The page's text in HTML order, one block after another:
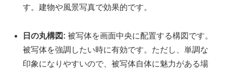
す。建物や風景写真で効果的です。
日の丸構図: 被写体を画面中央に配置する構図です。
被写体を強調したい時に有効です。ただし、単調な
印象になりやすいので、被写体自体に魅力がある場